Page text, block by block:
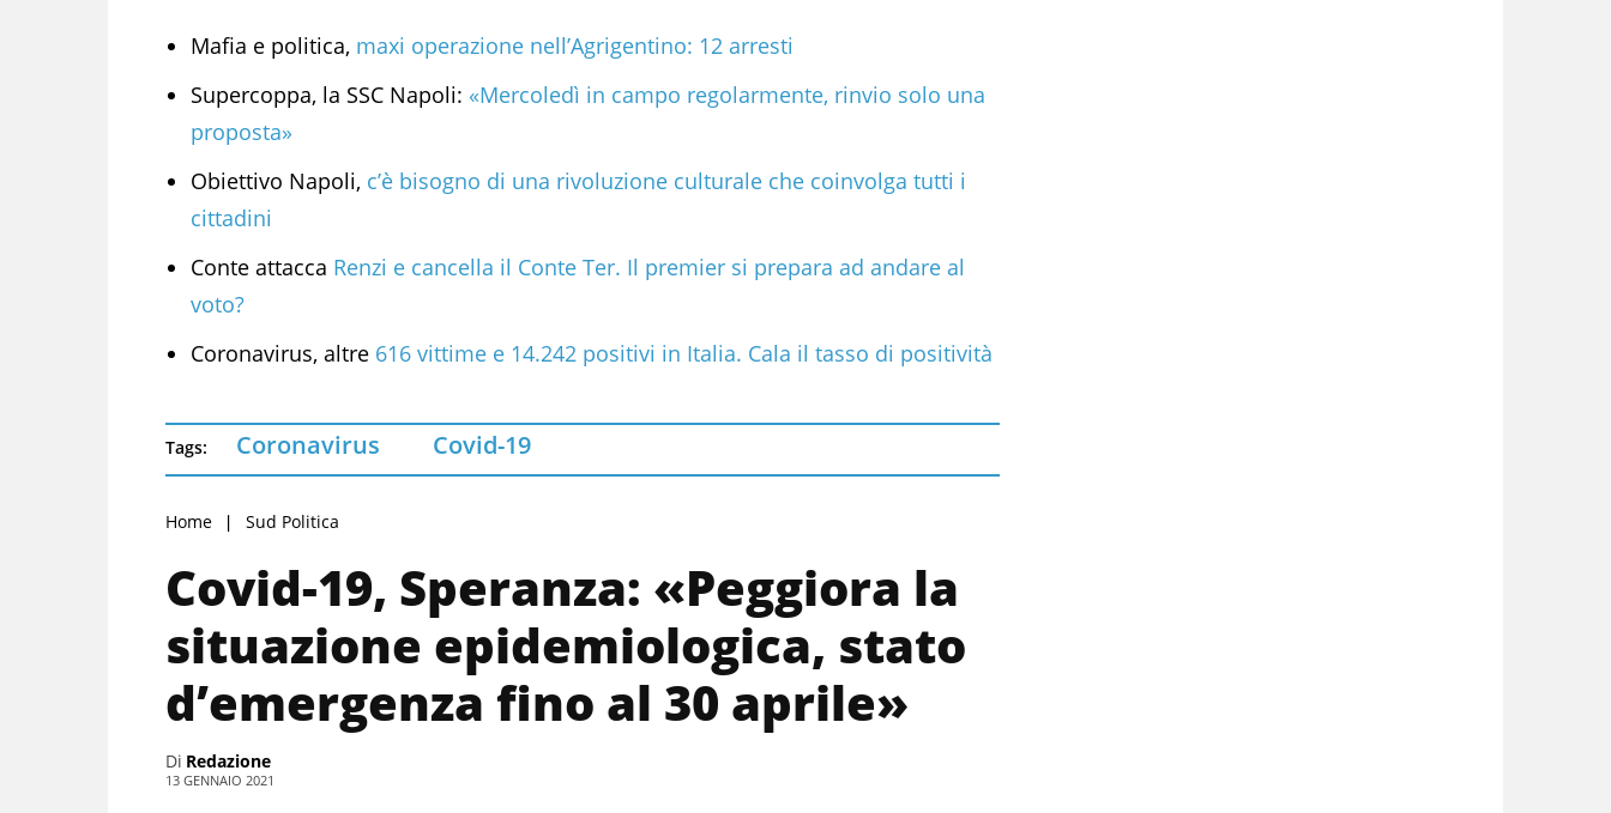
Mafia e politica, maxi operazione nell’Agrigentino: 12 arresti
Supercoppa, la SSC Napoli: «Mercoledì in campo regolarmente, rinvio solo una
proposta»
Obiettivo Napoli, c’è bisogno di una rivoluzione culturale che coinvolga tutti i
cittadini
Conte attacca Renzi e cancella il Conte Ter. Il premier si prepara ad andare al
voto?
Coronavirus, altre 616 vittime e 14.242 positivi in Italia. Cala il tasso di positività
Tags: Coronavirus Covid-19
Home Sud Politica
Covid-19, Speranza: «Peggiora la
situazione epidemiologica, stato
d’emergenza fino al 30 aprile»
Di Redazione
13 GENNAIO 2021